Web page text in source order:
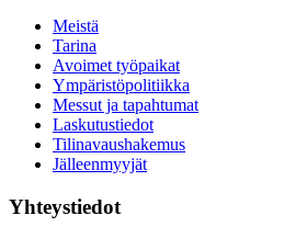
Meistä
Tarina
Avoimet työpaikat
Ympäristöpolitiikka
Messut ja tapahtumat
Laskutustiedot
Tilinavaushakemus
Jälleenmyyjät
Yhteystiedot